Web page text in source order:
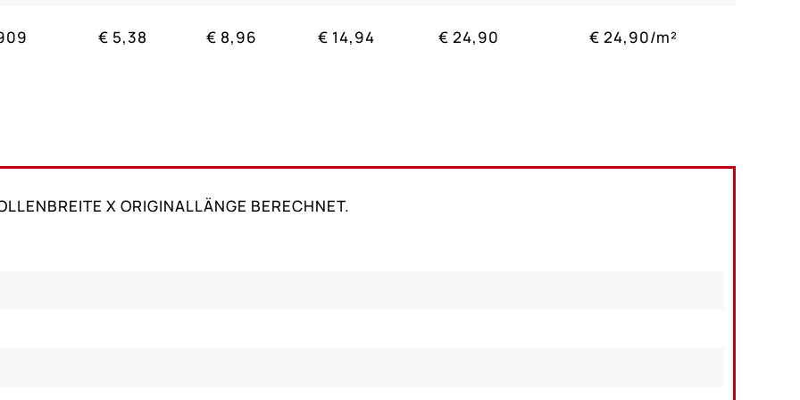
€ 5,38 € 8,96 € 14,94 € 24,90 € 24,90/m²
X ORIGINALLÄNGE BERECHNET.